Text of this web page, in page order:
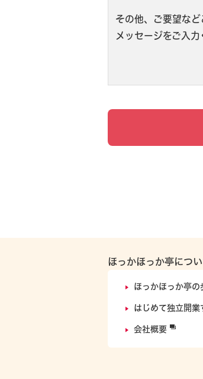
その他、ご要望な
メッセージをご入力
ほっかほっか亭につ
ほっかほっか亭の
はじめて独立開業
会社概要